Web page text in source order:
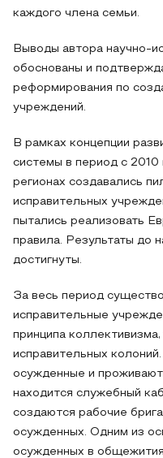
каждого члена семьи.
Выводы автора научно-
обоснованы и
реформирования по
учреждений.
В рамках концепции
системы в период с
регионах создавались
исправительных
пытались реализовать
правила. Результаты до
достигнуты.
За весь период
исправительные
принципа
исправительных
осужденные и
находится служебный
создаются рабочие
осужденных. Одним из
осужденных в